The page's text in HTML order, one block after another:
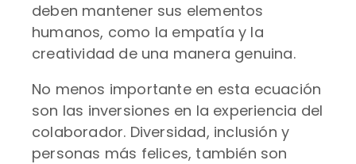
deben mantener sus elementos
humanos, como la empatía y la
creatividad de una manera genuina.
No menos importante en esta ecuación
son las inversiones en la experiencia del
colaborador. Diversidad, inclusión y
personas más felices, también son